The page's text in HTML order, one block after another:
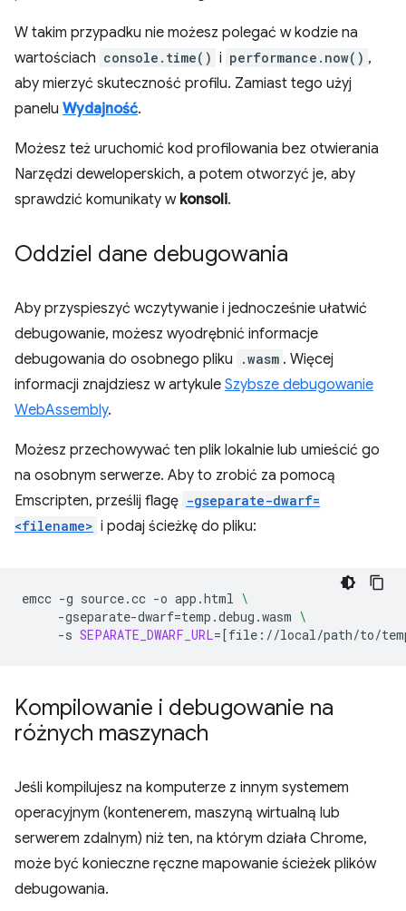
W takim przypadku nie możesz polegać w kodzie na
wartościach console.time() i performance.now() ,
aby mierzyć skuteczność profilu. Zamiast tego użyj
panelu Wydajność.
Możesz też uruchomić kod profilowania bez otwierania
Narzędzi deweloperskich, a potem otworzyć je, aby
sprawdzić komunikaty w konsoli.
Oddziel dane debugowania
Aby przyspieszyć wczytywanie i jednocześnie ułatwić
debugowanie, możesz wyodrębnić informacje
debugowania do osobnego pliku
.wasm . Więcej
informacji znajdziesz w artykule Szybsze debugowanie
WebAssembly.
Możesz przechowywać ten plik lokalnie lub umieścić go
na osobnym serwerze. Aby to zrobić za pomocą
Emscripten, prześlij flagę -gseparate-dwarf=
<filename> i podaj ścieżkę do pliku:
emcc -g source.cc -o app.html \
-gseparate-dwarf=temp.debug.wasm \
-s SEPARATE_DWARF_URL=[file://local/path/to/
Kompilowanie i debugowanie na
różnych maszynach
Jeśli kompilujesz na komputerze z innym systemem
operacyjnym (kontenerem, maszyną wirtualną lub
serwerem zdalnym) niż ten, na którym działa Chrome,
może być konieczne ręczne mapowanie ścieżek plików
debugowania.